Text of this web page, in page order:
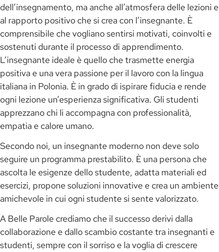
dell’insegnamento, ma anche all’atmosfera delle lezioni e
al rapporto positivo che si crea con l’insegnante. È
comprensibile che vogliano sentirsi motivati, coinvolti e
sostenuti durante il processo di apprendimento.
L’insegnante ideale è quello che trasmette energia
positiva e una vera passione per il lavoro con la lingua
italiana in Polonia. È in grado di ispirare fiducia e rende
ogni lezione un’esperienza significativa. Gli studenti
apprezzano chi li accompagna con professionalità,
empatia e calore umano.
Secondo noi, un insegnante moderno non deve solo
seguire un programma prestabilito. È una persona che
ascolta le esigenze dello studente, adatta materiali ed
esercizi, propone soluzioni innovative e crea un ambiente
amichevole in cui ogni studente si sente valorizzato.
A Belle Parole crediamo che il successo derivi dalla
collaborazione e dallo scambio costante tra insegnanti e
studenti, sempre con il sorriso e la voglia di crescere